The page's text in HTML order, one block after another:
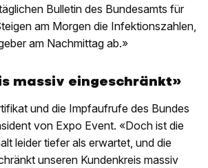
Bulletin des Bundesamts für
am Morgen die Infektionszahlen,
am Nachmittag ab.»
massiv eingeschränkt»
und die Impfaufrufe des Bundes
von Expo Event. «Doch ist die
leider tiefer als erwartet, und die
unseren Kundenkreis massiv